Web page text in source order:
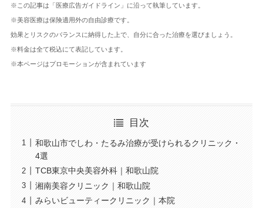
※この記事は「医療広告ガイドライン」に沿って執筆しています。
※美容医療は保険適用外の自由診療です。
効果とリスクのバランスに納得した上で、自分に合った治療を選びましょう。
※料金は全て税込にて表記しています。
※本ページはプロモーションが含まれています
目次
和歌山市でしわ・たるみ治療が受けられるクリニック・
4選
TCB東京中央美容外科｜和歌山院
湘南美容クリニック｜和歌山院
みらいビューティークリニック｜本院